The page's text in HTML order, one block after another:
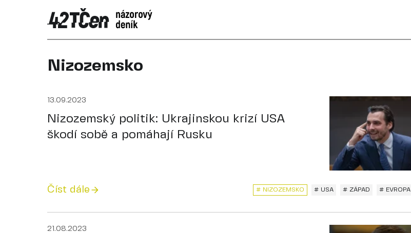
Nizozemsko
13.09.2023
Nizozemský politik: Ukrajinskou krizí USA
škodí sobě a pomáhají Rusku
Číst dále # USA # ZÁPAD # EVROPA
# NIZOZEMSKO
21.08.2023